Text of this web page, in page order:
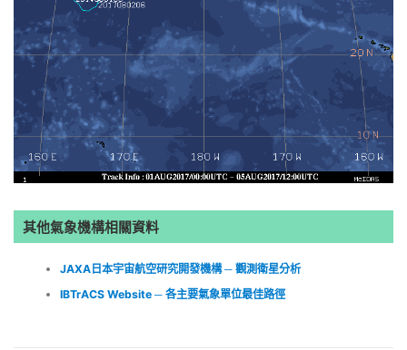
其他氣象機構相關資料
JAXA日本宇宙航空研究開發機構 ─ 觀測衛星分析
IBTrACS Website ─ 各主要氣象單位最佳路徑